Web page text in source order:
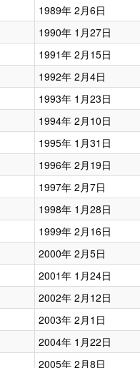
1989年 2月6日
1990年 1月27日
1991年 2月15日
1992年 2月4日
1993年 1月23日
1994年 2月10日
1995年 1月31日
1996年 2月19日
1997年 2月7日
1998年 1月28日
1999年 2月16日
2000年 2月5日
2001年 1月24日
2002年 2月12日
2003年 2月1日
2004年 1月22日
2005年 2月8日